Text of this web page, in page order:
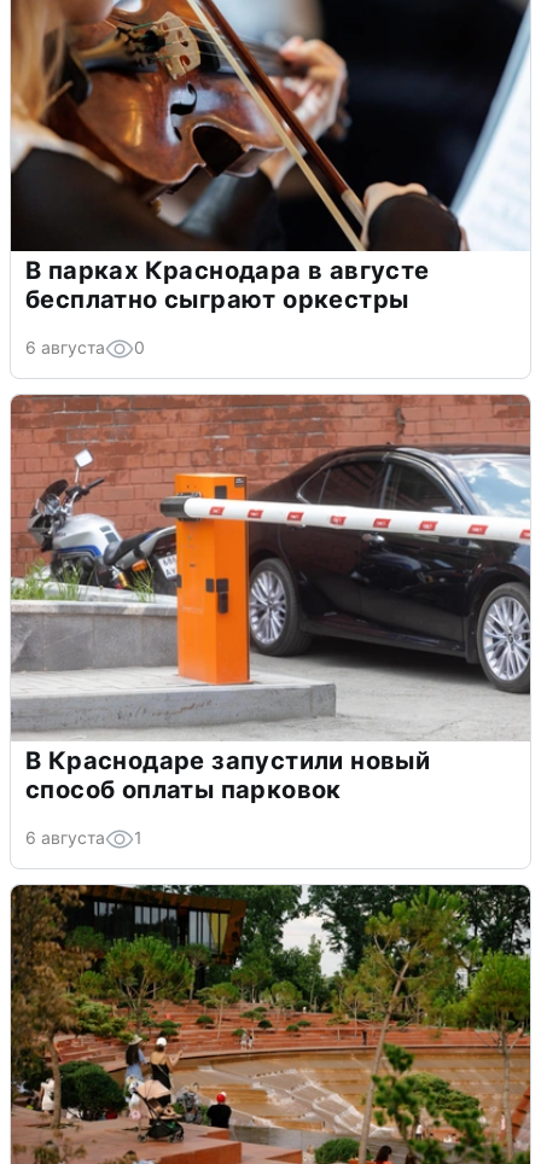
В парках Краснодара в августе
бесплатно сыграют оркестры
6 августа 0
В Краснодаре запустили новый
способ оплаты парковок
6 августа 1